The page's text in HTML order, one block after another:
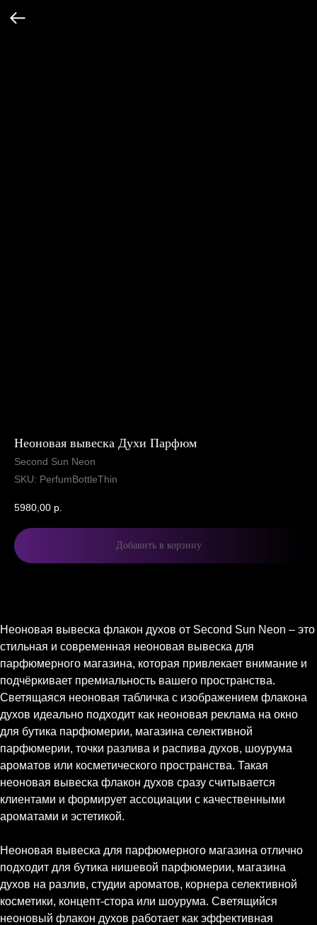
Неоновая вывеска Духи Парфюм
Second Sun Neon
SKU: PerfumBottleThin
5980,00 р.
Добавить в корзину
Неоновая вывеска флакон духов от Second Sun Neon – это
стильная и современная неоновая вывеска для
парфюмерного магазина, которая привлекает внимание и
подчёркивает премиальность вашего пространства.
Светящаяся неоновая табличка с изображением флакона
духов идеально подходит как неоновая реклама на окно
для бутика парфюмерии, магазина селективной
парфюмерии, точки разлива и распива духов, шоурума
ароматов или косметического пространства. Такая
неоновая вывеска флакон духов сразу считывается
клиентами и формирует ассоциации с качественными
ароматами и эстетикой.
Неоновая вывеска для парфюмерного магазина отлично
подходит для бутика нишевой парфюмерии, магазина
духов на разлив, студии ароматов, корнера селективной
косметики, концепт-стора или шоурума. Светящийся
неоновый флакон духов работает как эффективная